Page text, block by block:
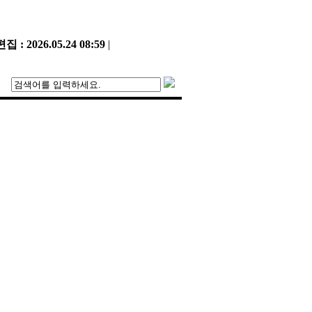
집 : 2026.05.24 08:59 |